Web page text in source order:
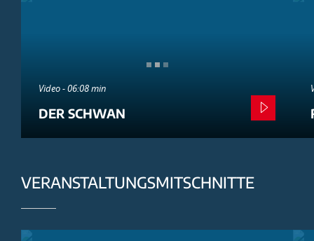
Video - 06:08 min
DER SCHWAN
VERANSTALTUNGSMITSCHNITTE